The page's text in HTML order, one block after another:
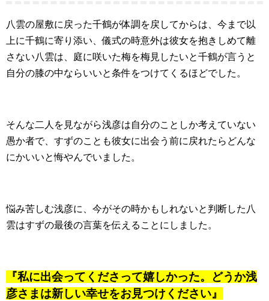
八雲の屋敷に戻った千鶴が体調を戻してからは、今まで以
上に千鶴に寄り添い、儀式の時意外は彼女を抱きしめて離
さない八雲は、庭に咲いた梅を梅見したいと千鶴が言うと
自分の膝の中ならいいと条件をつけてくるほどでした。
そんな二人を見ながら浅彦は自分のことしか考えていない
愚か者で、すずのことも彼女に出会う前に戻れたらどんな
にかいいと悔やんでいました。
悩み苦しむ浅彦に、今がその時かもしれないと判断した八
雲はすずの最後の言葉を伝えることにしました。
『私に出会ってくださって嬉しかった。どうか浅
彦さまは新しい幸せをお見つけください』